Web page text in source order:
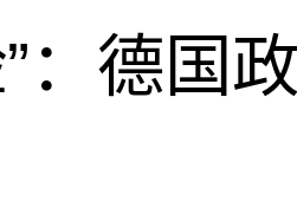
：德国